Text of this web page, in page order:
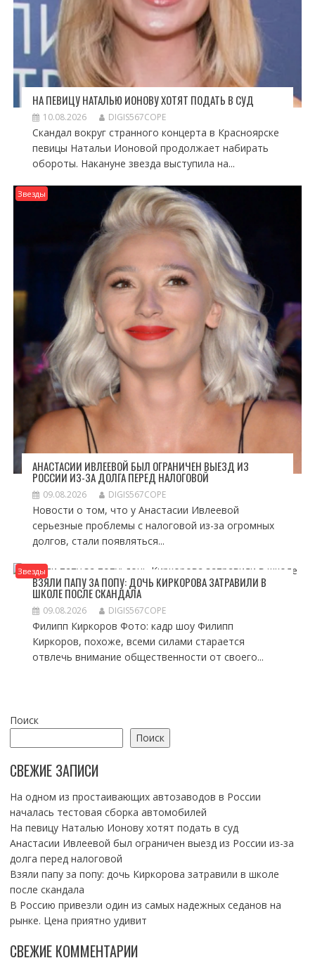
НА ПЕВИЦУ НАТАЛЬЮ ИОНОВУ ХОТЯТ ПОДАТЬ В СУД
10.08.2026 DIGIS567COPE
Скандал вокруг странного концерта в Красноярске
певицы Натальи Ионовой продолжает набирать
обороты. Накануне звезда выступила на...
Звезды
АНАСТАСИИ ИВЛЕЕВОЙ БЫЛ ОГРАНИЧЕН ВЫЕЗД ИЗ
РОССИИ ИЗ-ЗА ДОЛГА ПЕРЕД НАЛОГОВОЙ
09.08.2026 DIGIS567COPE
Новости о том, что у Анастасии Ивлеевой
серьезные проблемы с налоговой из-за огромных
долгов, стали появляться...
Звезды
ВЗЯЛИ ПАПУ ЗА ПОПУ: ДОЧЬ КИРКОРОВА ЗАТРАВИЛИ В
ШКОЛЕ ПОСЛЕ СКАНДАЛА
09.08.2026 DIGIS567COPE
Филипп Киркоров Фото: кадр шоу Филипп
Киркоров, похоже, всеми силами старается
отвлечь внимание общественности от своего...
Поиск
Поиск
СВЕЖИЕ ЗАПИСИ
На одном из простаивающих автозаводов в России
началась тестовая сборка автомобилей
На певицу Наталью Ионову хотят подать в суд
Анастасии Ивлеевой был ограничен выезд из России из-за
долга перед налоговой
Взяли папу за попу: дочь Киркорова затравили в школе
после скандала
В Россию привезли один из самых надежных седанов на
рынке. Цена приятно удивит
СВЕЖИЕ КОММЕНТАРИИ